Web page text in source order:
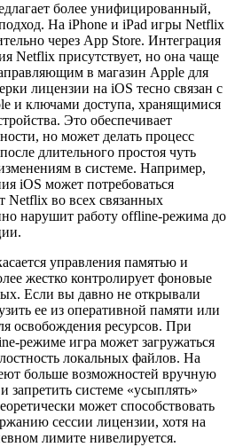
более унифицированный,
На iPhone и iPad игры Netflix
через App Store. Интеграция
Netflix присутствует, но она чаще
в магазин Apple для
лицензии на iOS тесно связан с
и ключами доступа, хранящимися
Это обеспечивает
но может делать процесс
длительного простоя чуть
в системе. Например,
iOS может потребоваться
Netflix во всех связанных
нарушит работу offline-режима до
управления памятью и
жестко контролирует фоновые
Если вы давно не открывали
ее из оперативной памяти или
освобождения ресурсов. При
режиме игра может загружаться
локальных файлов. На
больше возможностей вручную
запретить системе «усыплять»
может способствовать
сессии лицензии, хотя на
лимите нивелируется.